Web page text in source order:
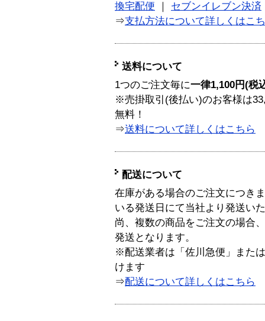
換宅配便
セブンイレブン決済
⇒支払方法について詳しくはこ
送料について
1つのご注文毎に一律1,100円(税
※売掛取引(後払い)のお客様は
無料！
⇒送料について詳しくはこちら
配送について
在庫がある場合のご注文につき
いる発送日にて当社より発送い
尚、複数の商品をご注文の場合
発送となります。
※配送業者は「佐川急便」また
けます
⇒配送について詳しくはこちら